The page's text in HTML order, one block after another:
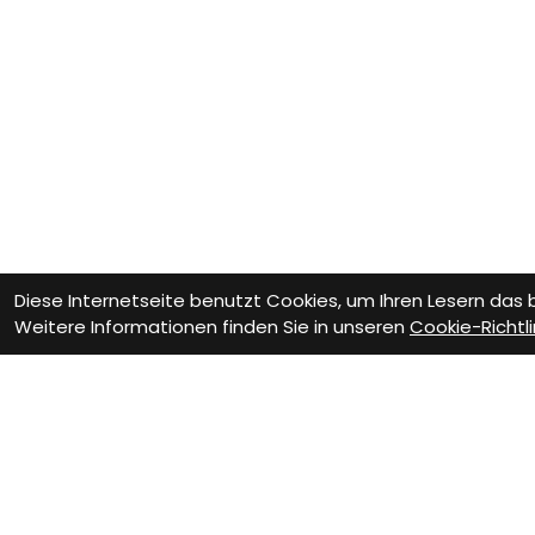
Diese Internetseite benutzt Cookies, um Ihren Lesern
Weitere Informationen finden Sie in unseren Cookie-